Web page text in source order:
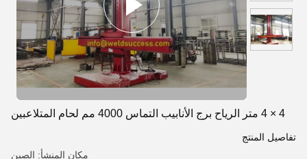
4 × 4 متر الرياح برج الأنابيب التماس 4000 مم لحام المتلاعبين
تفاصيل المنتج
مكان المنشأ: الصين